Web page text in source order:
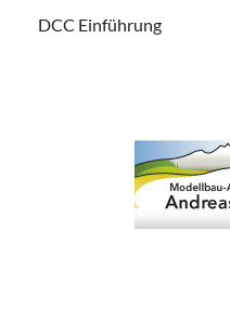
DCC Einführung